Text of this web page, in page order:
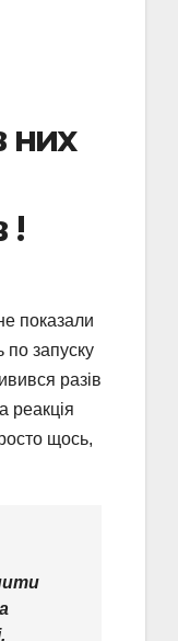
них
!
показали
по запуску
разів
реакція
щось,